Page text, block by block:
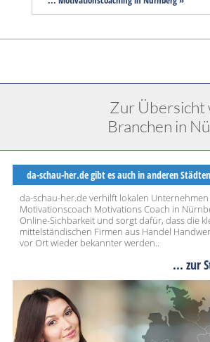
Zur
Branchen in
da-schau-her.de gibt es auch in anderen Städten
da-schau-her.de verhilft lokalen Unternehmen
Motivationscoach Motivations Coach in
Online-Sichbarkeit und sorgt dafür, dass die
mittelständischen Firmen aus Handel
vor Ort wieder bekannter werden..
... zur